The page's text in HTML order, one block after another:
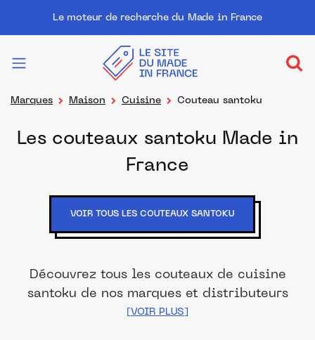
Le moteur de recherche du Made in France
Marques Maison Cuisine Couteau santoku
Les couteaux santoku Made in
France
VOIR TOUS LES COUTEAUX SANTOKU
Découvrez tous les couteaux de cuisine
santoku de nos marques et distributeurs
partenaires. Des produits fabriqués dans